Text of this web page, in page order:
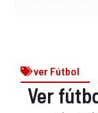
ver Fútbol
Ver